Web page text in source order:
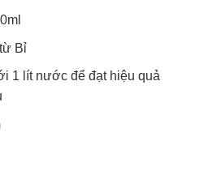
Bỉ
1 lít nước để đạt hiệu quả